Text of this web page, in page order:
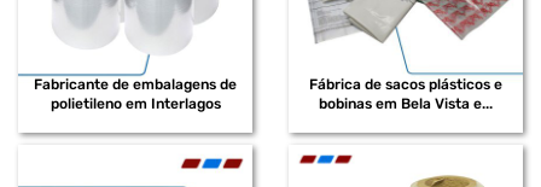
FABRICANTE DE SACOS PLÁSTICOS EM POLIETILENO DE ALTA
DENSIDADE
FABRICANTE DE SACOS PEAD
FABRICANTE DE SACOS PLÁSTICOS INFECTANTE
Fabricante de embalagens de
polietileno em Interlagos
Fábrica de sacos plásticos e
bobinas em Bela Vista e...